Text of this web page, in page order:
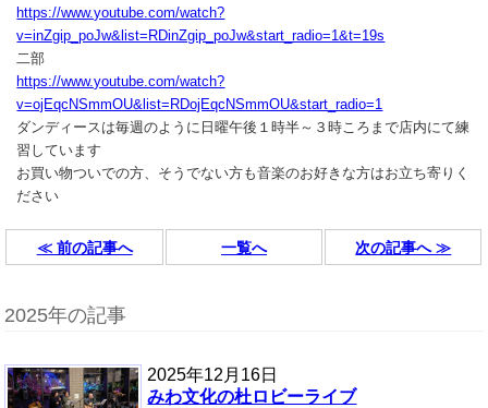
https://www.youtube.com/watch?
v=inZgip_poJw&list=RDinZgip_poJw&start_radio=1&t=19s
二部
https://www.youtube.com/watch?
v=ojEqcNSmmOU&list=RDojEqcNSmmOU&start_radio=1
ダンディースは毎週のように日曜午後１時半～３時ころまで店内にて練
習しています
お買い物ついでの方、そうでない方も音楽のお好きな方はお立ち寄りく
ださい
≪ 前の記事へ 一覧へ 次の記事へ ≫
2025年の記事
2025年12月16日
みわ文化の杜ロビーライブ